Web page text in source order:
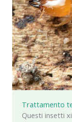
Trattamento
Questi insetti